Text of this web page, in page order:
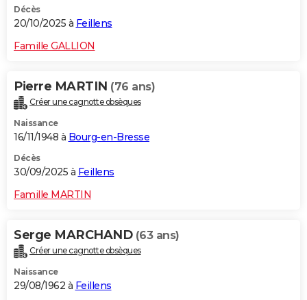
Décès
20/10/2025 à Feillens
Famille GALLION
Pierre MARTIN (76 ans)
Créer une cagnotte obsèques
Naissance
16/11/1948 à Bourg-en-Bresse
Décès
30/09/2025 à Feillens
Famille MARTIN
Serge MARCHAND (63 ans)
Créer une cagnotte obsèques
Naissance
29/08/1962 à Feillens